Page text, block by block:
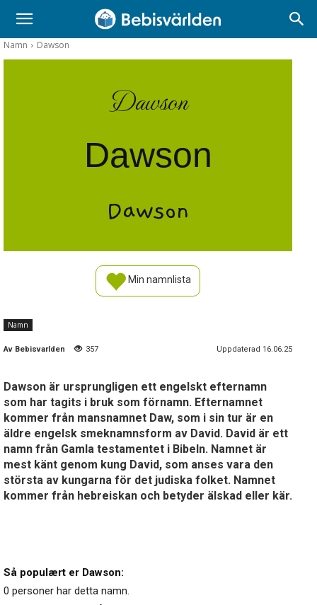
Namn Dawson
Dawson
Dawson
Dawson
Min namnlista
Namn
Av Bebisvarlden 357 Uppdaterad 16.06.25
Dawson är ursprungligen ett engelskt efternamn
som har tagits i bruk som förnamn. Efternamnet
kommer från mansnamnet Daw, som i sin tur är en
äldre engelsk smeknamnsform av David. David är ett
namn från Gamla testamentet i Bibeln. Namnet är
mest känt genom kung David, som anses vara den
största av kungarna för det judiska folket. Namnet
kommer från hebreiskan och betyder älskad eller kär.
Så populært er Dawson:
0 personer har detta namn.